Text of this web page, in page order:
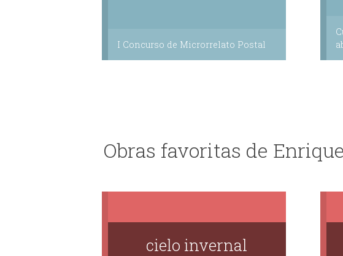
I Concurso de Microrrelato Postal
Obras favoritas de
cielo invernal